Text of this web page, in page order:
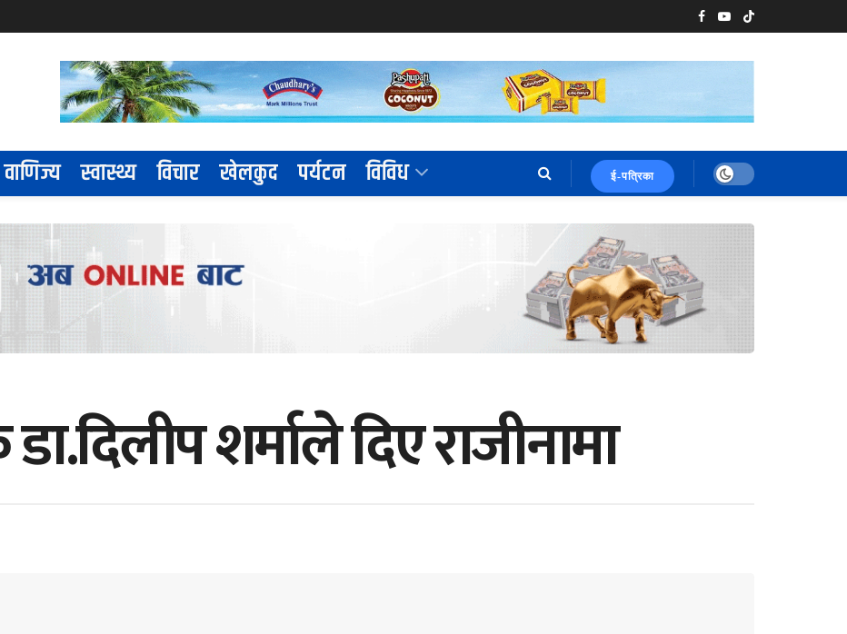
वाणिज्य स्वास्थ्य विचार खेलकुद पर्यटन विविध ई-पत्रिका
शर्माले दिए राजीनामा